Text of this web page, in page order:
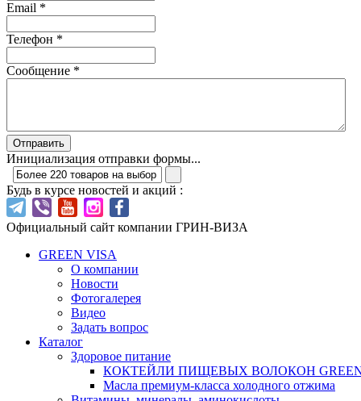
Email *
Телефон *
Сообщение *
Отправить
Инициализация отправки формы...
Будь в курсе новостей и акций :
Официальный сайт компании ГРИН-ВИЗА
GREEN VISA
О компании
Новости
Фотогалерея
Видео
Задать вопрос
Каталог
Здоровое питание
КОКТЕЙЛИ ПИЩЕВЫХ ВОЛОКОН GREEN
Масла премиум-класса холодного отжима